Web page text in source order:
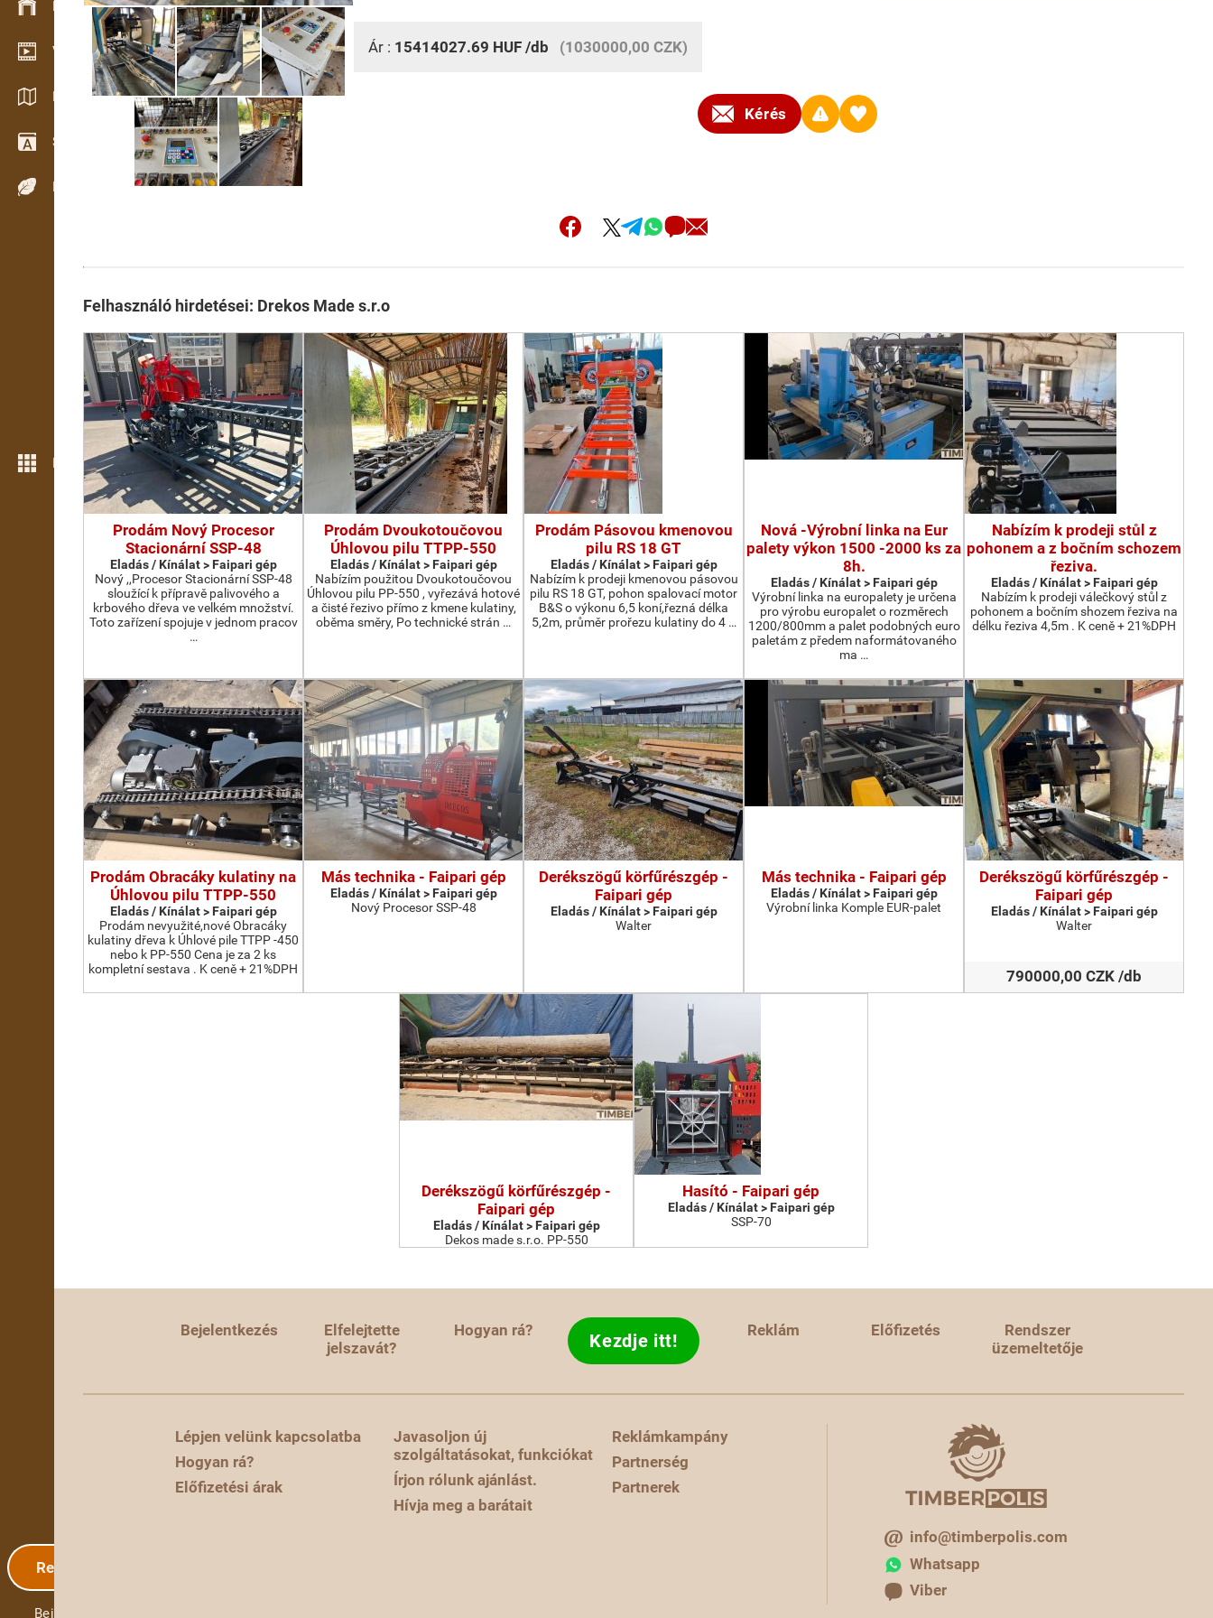
Készlet kezelés
Video bemutatóterem
Katalógusok / Prospektusok
Szótár
Fafajok
Még több funkció
Regisztráció
Bejelentkezés
Ár : 15414027.69 HUF /db (1030000,00 CZK)
Kérés
Felhasználó hirdetései: Drekos Made s.r.o
Prodám Nový Procesor
Stacionární SSP-48
Eladás / Kínálat > Faipari gép
Nový ,,Procesor Stacionární SSP-48
sloužící k přípravě palivového a
krbového dřeva ve velkém množství.
Toto zařízení spojuje v jednom pracov
…
Prodám Dvoukotoučovou
Úhlovou pilu TTPP-550
Eladás / Kínálat > Faipari gép
Nabízím použitou Dvoukotoučovou
Úhlovou pilu PP-550 , vyřezává hotové
a čisté řezivo přímo z kmene kulatiny,
oběma směry, Po technické strán …
Prodám Pásovou kmenovou
pilu RS 18 GT
Eladás / Kínálat > Faipari gép
Nabízím k prodeji kmenovou pásovou
pilu RS 18 GT, pohon spalovací motor
B&S o výkonu 6,5 koní,řezná délka
5,2m, průměr prořezu kulatiny do 4 …
Nová -Výrobní linka na Eur
palety výkon 1500 -2000 ks za
8h.
Eladás / Kínálat > Faipari gép
Výrobní linka na europalety je určena
pro výrobu europalet o rozměrech
1200/800mm a palet podobných euro
paletám z předem naformátovaného
ma …
Nabízím k prodeji stůl z
pohonem a z bočním schozem
řeziva.
Eladás / Kínálat > Faipari gép
Nabízím k prodeji válečkový stůl z
pohonem a bočním shozem řeziva na
délku řeziva 4,5m . K ceně + 21%DPH
Prodám Obracáky kulatiny na
Úhlovou pilu TTPP-550
Eladás / Kínálat > Faipari gép
Prodám nevyužité,nové Obracáky
kulatiny dřeva k Úhlové pile TTPP -450
nebo k PP-550 Cena je za 2 ks
kompletní sestava . K ceně + 21%DPH
Más technika - Faipari gép
Eladás / Kínálat > Faipari gép
Nový Procesor SSP-48
Derékszögű körfűrészgép -
Faipari gép
Eladás / Kínálat > Faipari gép
Walter
Más technika - Faipari gép
Eladás / Kínálat > Faipari gép
Výrobní linka Komple EUR-palet
Derékszögű körfűrészgép -
Faipari gép
Eladás / Kínálat > Faipari gép
Walter
790000,00 CZK /db
Derékszögű körfűrészgép -
Faipari gép
Eladás / Kínálat > Faipari gép
Dekos made s.r.o. PP-550
Hasító - Faipari gép
Eladás / Kínálat > Faipari gép
SSP-70
Bejelentkezés
Elfelejtette
jelszavát?
Hogyan rá? Kezdje itt! Reklám Előfizetés
Rendszer
üzemeltetője
Lépjen velünk kapcsolatba
Hogyan rá?
Előfizetési árak
Javasoljon új
szolgáltatásokat, funkciókat
Írjon rólunk ajánlást.
Hívja meg a barátait
Reklámkampány
Partnerség
Partnerek
info@timberpolis.com
Whatsapp
Viber